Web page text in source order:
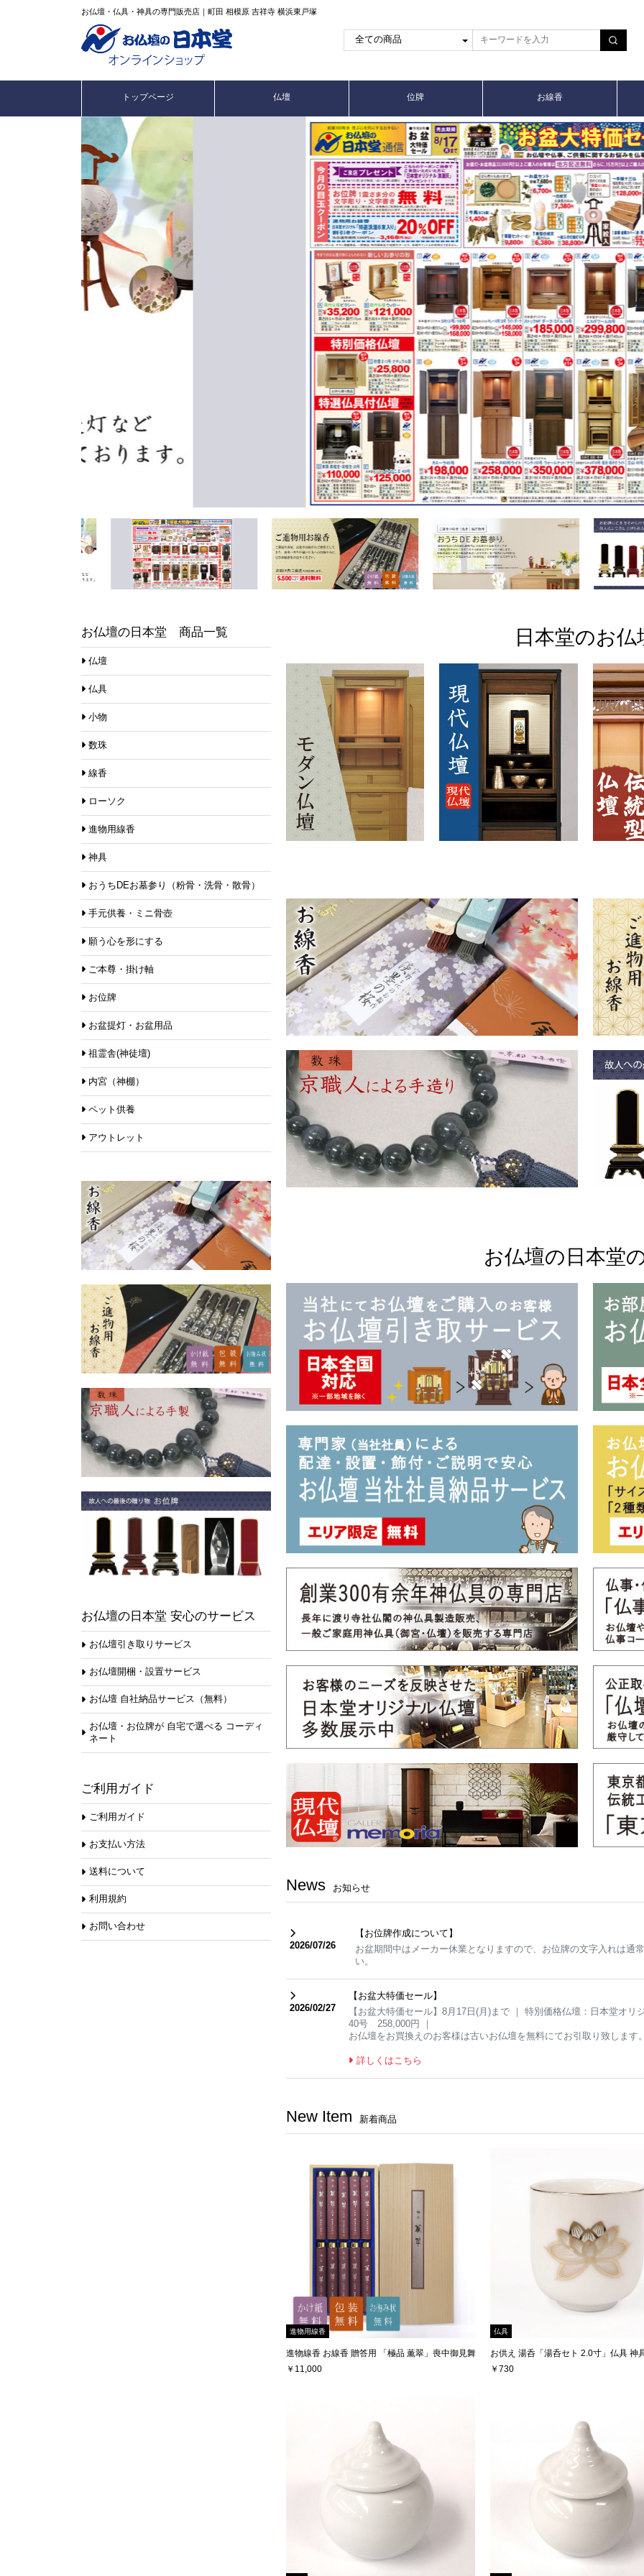
お仏壇・仏具・神具の専門販売店｜町田 相模原 吉祥寺 横浜東戸塚
トップページ 仏壇 位牌 お線香
お仏壇の日本堂 商品一覧
仏壇
仏具
小物
数珠
線香
ローソク
進物用線香
神具
おうちDEお墓参り（粉骨・洗骨・散骨）
手元供養・ミニ骨壺
願う心を形にする
ご本尊・掛け軸
お位牌
お盆提灯・お盆用品
祖霊舎(神徒壇)
内宮（神棚）
ペット供養
アウトレット
お仏壇の日本堂 安心のサービス
お仏壇引き取りサービス
お仏壇開梱・設置サービス
お仏壇 自社納品サービス（無料）
お仏壇・お位牌が 自宅で選べる コーディ
ネート
ご利用ガイド
ご利用ガイド
お支払い方法
送料について
利用規約
お問い合わせ
日本堂のお仏
お仏壇の日本堂
News お知らせ
2026/07/26
【お位牌作成について】
お盆期間中はメーカー休業となりますので、お位牌の文字入れは通
い。
2026/02/27
【お盆大特価セール】
【お盆大特価セール】8月17日(月)まで ｜ 特別価格仏壇：日本堂オ
40号 258,000円 ｜
お仏壇をお買換えのお客様は古いお仏壇を無料にてお引取り致します
詳しくはこちら
New Item 新着商品
進物用線香
進物線香 お線香 贈答用 「極品 薫翠」喪中御見舞
￥11,000
仏具
お供え 湯呑「湯呑セト 2.0寸」仏具 神
￥730